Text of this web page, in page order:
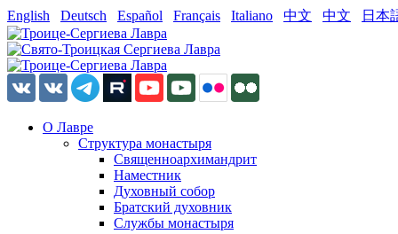
English Deutsch Español Français Italiano 中文 中文 日本
О Лавре
Структура монастыря
Священноархимандрит
Наместник
Духовный собор
Братский духовник
Службы монастыря